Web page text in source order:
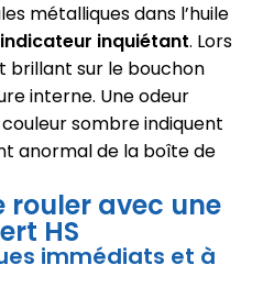
métalliques dans l’huile
inquiétant. Lors
brillant sur le bouchon
interne. Une odeur
couleur sombre indiquent
anormal de la boîte de
rouler avec une
HS
immédiats et à